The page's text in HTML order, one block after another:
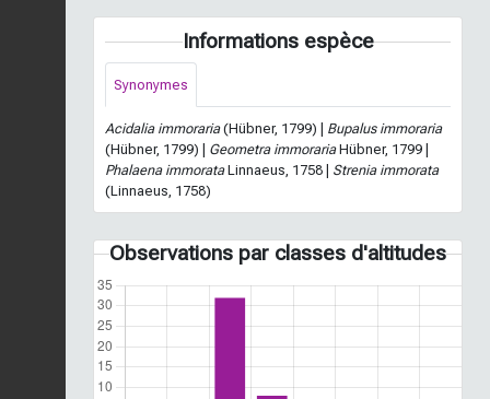
Informations espèce
Synonymes
Acidalia immoraria(Hübner, 1799) | Bupalus immoraria
(Hübner, 1799) | Geometra immorariaHübner, 1799 |
Phalaena immorataLinnaeus, 1758 | Strenia immorata
(Linnaeus, 1758)
Observations par classes d'altitudes